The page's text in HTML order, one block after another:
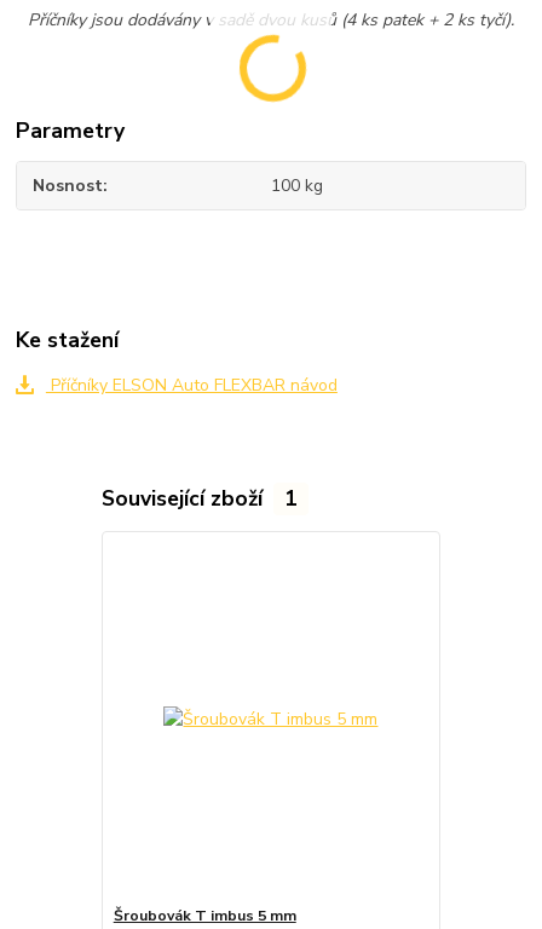
Příčníky jsou dodávány v sadě dvou kusů (4 ks patek + 2 ks tyčí).
Parametry
Nosnost 100 kg
Ke stažení
Příčníky ELSON Auto FLEXBAR návod
Související zboží 1
Šroubovák T imbus 5 mm